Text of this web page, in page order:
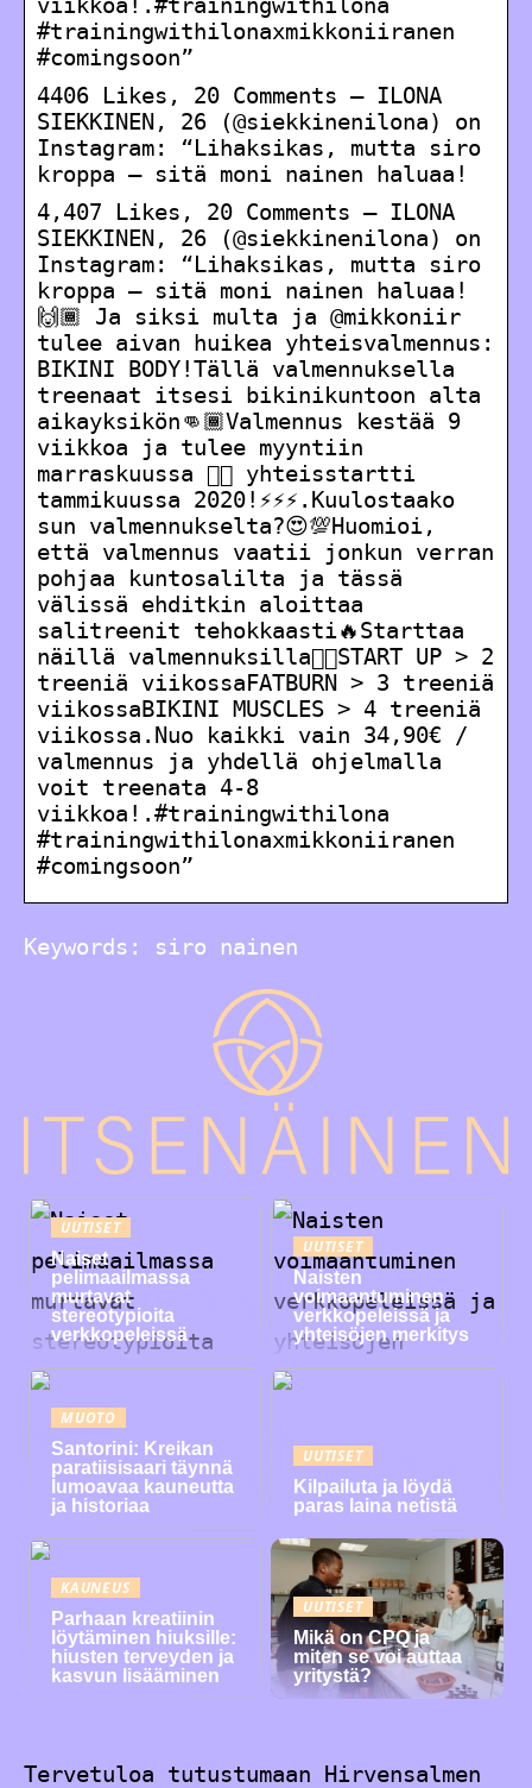
#trainingwithilonaxmikkoniiranen
#comingsoon”
4406 Likes, 20 Comments – ILONA
SIEKKINEN, 26 (@siekkinenilona) on
Instagram: “Lihaksikas, mutta siro
kroppa – sitä moni nainen haluaa!
4,407 Likes, 20 Comments – ILONA
SIEKKINEN, 26 (@siekkinenilona) on
Instagram: “Lihaksikas, mutta siro
kroppa – sitä moni nainen haluaa!
🙌🏾 Ja siksi multa ja @mikkoniir
tulee aivan huikea yhteisvalmennus:
BIKINI BODY!Tällä valmennuksella
treenaat itsesi bikinikuntoon alta
aikayksikön👊🏾Valmennus kestää 9
viikkoa ja tulee myyntiin
marraskuussa 👉🏾 yhteisstartti
tammikuussa 2020!⚡️⚡️⚡️.Kuulostaako
sun valmennukselta?😍💯Huomioi,
että valmennus vaatii jonkun verran
pohjaa kuntosalilta ja tässä
välissä ehditkin aloittaa
salitreenit tehokkaasti🔥Starttaa
näillä valmennuksilla👇🏾START UP > 2
treeniä viikossaFATBURN > 3 treeniä
viikossaBIKINI MUSCLES > 4 treeniä
viikossa.Nuo kaikki vain 34,90€ /
valmennus ja yhdellä ohjelmalla
voit treenata 4-8
viikkoa!.#trainingwithilona
#trainingwithilonaxmikkoniiranen
#comingsoon”
Keywords: siro nainen
UUTISET
Naiset
pelimaailmassa
murtavat
stereotypioita
verkkopeleissä
UUTISET
Naisten
voimaantuminen
verkkopeleissä ja
yhteisöjen merkitys
MUOTO
Santorini: Kreikan
paratiisisaari täynnä
lumoavaa kauneutta
ja historiaa
UUTISET
Kilpailuta ja löydä
paras laina netistä
KAUNEUS
Parhaan kreatiinin
löytäminen hiuksille:
hiusten terveyden ja
kasvun lisääminen
UUTISET
Mikä on CPQ ja
miten se voi auttaa
yritystä?
Tervetuloa tutustumaan Hirvensalmen